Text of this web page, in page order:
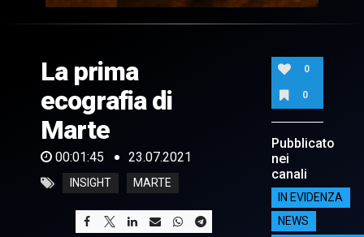
of
45
seconds
La prima
ecografia di
Marte
00:01:45 23.07.2021
INSIGHT MARTE
0
0
Pubblicato
nei
canali
IN EVIDENZA
NEWS